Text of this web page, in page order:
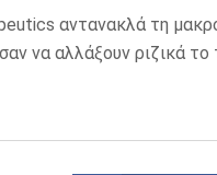
αντανακλά τη
να αλλάξουν ριζικά το